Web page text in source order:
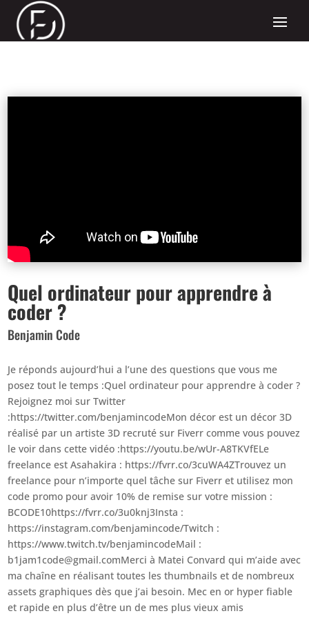
Quel ordinateur pour apprendre à
coder ?
Benjamin Code
Je réponds aujourd’hui a l’une des questions que vous me
posez tout le temps :Quel ordinateur pour apprendre à coder ?
Rejoignez moi sur Twitter
:https://twitter.com/benjamincodeMon décor est un décor 3D
réalisé par un artiste 3D recruté sur Fiverr comme vous pouvez
le voir dans cette vidéo :https://youtu.be/wUr-A8TKVfELe
freelance est Asahakira : https://fvrr.co/3cuWA4ZTrouvez un
freelance pour n’importe quel tâche sur Fiverr et utilisez mon
code promo pour avoir 10% de remise sur votre mission :
BCODE10https://fvrr.co/3u0knj3Insta :
https://instagram.com/benjamincode/Twitch :
https://www.twitch.tv/benjamincodeMail :
b1jam1code@gmail.comMerci à Matei Convard qui m’aide avec
ma chaîne en réalisant toutes les thumbnails et de nombreux
assets graphiques dès que j’ai besoin. Mec en or hyper fiable
et rapide en plus d’être un de mes plus vieux amis